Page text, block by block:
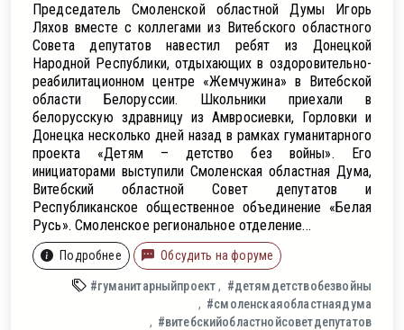
Председатель Смоленской областной Думы Игорь
Ляхов вместе с коллегами из Витебского областного
Совета депутатов навестил ребят из Донецкой
Народной Республики, отдыхающих в оздоровительно-
реабилитационном центре «Жемчужина» в Витебской
области Белоруссии. Школьники приехали в
белорусскую здравницу из Амвросиевки, Горловки и
Донецка несколько дней назад в рамках гуманитарного
проекта «Детям – детство без войны». Его
инициаторами выступили Смоленская областная Дума,
Витебский областной Совет депутатов и
Республиканское общественное объединение «Белая
Русь». Смоленское региональное отделение...
Подробнее Обсудить на форуме
#гуманитарныйпроект
#детямдетствобезвойны
#смоленскаяобластнаядума
#витебскийобластнойсоветдепутатов